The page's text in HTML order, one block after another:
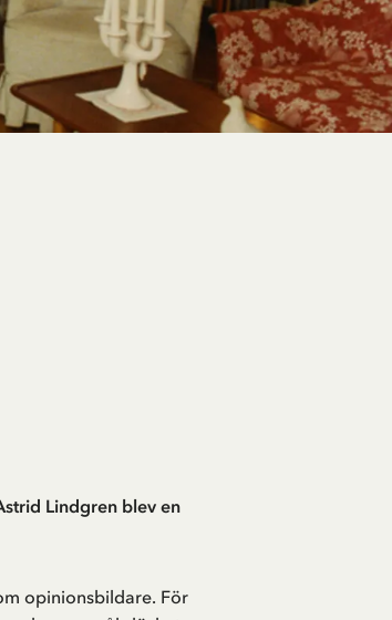
Lindgren blev en
opinionsbildare. För